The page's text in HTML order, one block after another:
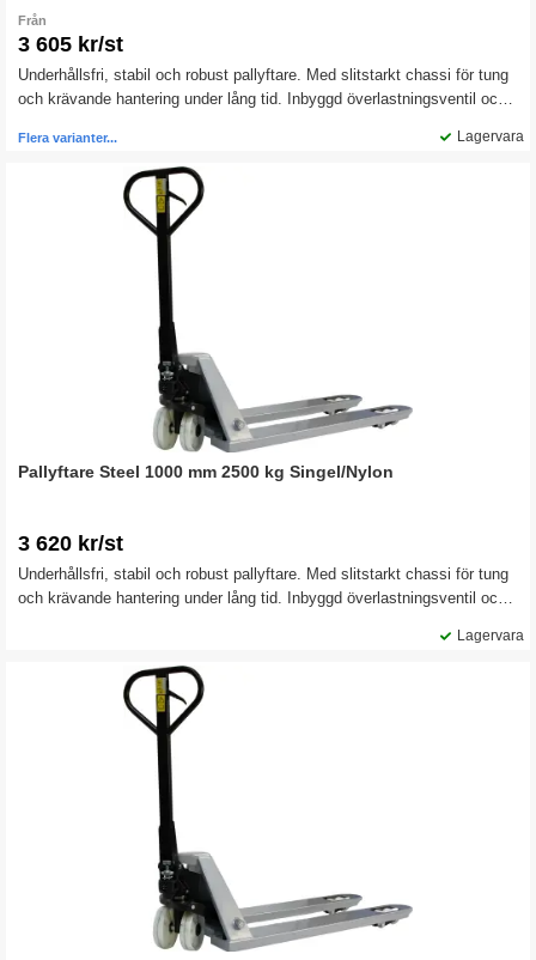
Från
3 605 kr/st
Underhållsfri, stabil och robust pallyftare. Med slitstarkt chassi för tung
och krävande hantering under lång tid. Inbyggd överlastningsventil och
trepositionshandtag och klätterhjul.
Lagervara
Flera varianter...
Pallyftare Steel 1000 mm 2500 kg Singel/Nylon
3 620 kr/st
Underhållsfri, stabil och robust pallyftare. Med slitstarkt chassi för tung
och krävande hantering under lång tid. Inbyggd överlastningsventil och
Lagervara